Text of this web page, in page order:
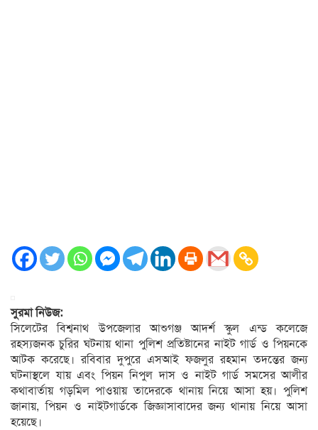
সুরমা নিউজ:
সিলেটের বিশ্বনাথ উপজেলার আশুগঞ্জ আদর্শ স্কুল এন্ড কলেজে
রহস্যজনক চুরির ঘটনায় থানা পুলিশ প্রতিষ্টানের নাইট গার্ড ও পিয়নকে
আটক করেছে। রবিবার দুপুরে এসআই ফজলুর রহমান তদন্তের জন্য
ঘটনাস্থলে যায় এবং পিয়ন নিপুল দাস ও নাইট গার্ড সমসের আলীর
কথাবার্তায় গড়মিল পাওয়ায় তাদেরকে থানায় নিয়ে আসা হয়। পুলিশ
জানায়, পিয়ন ও নাইটগার্ডকে জিজ্ঞাসাবাদের জন্য থানায় নিয়ে আসা
হয়েছে।